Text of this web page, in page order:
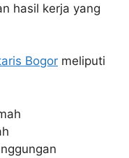
hasil kerja yang
Bogor meliputi